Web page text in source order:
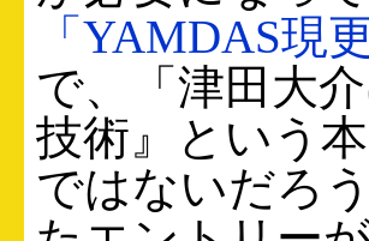
「YAMDAS現
で、「津田大
技術』という
ではないだろ